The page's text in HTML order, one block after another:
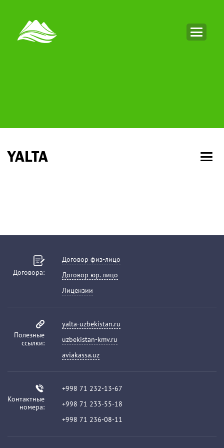
YALTA
Договора:
Договор физ-лицо
Договор юр. лицо
Лицензии
Полезные
ссылки:
yalta-uzbekistan.ru
uzbekistan-kmv.ru
aviakassa.uz
Контактные
номера:
+998 71 232-13-67
+998 71 233-55-18
+998 71 236-08-11